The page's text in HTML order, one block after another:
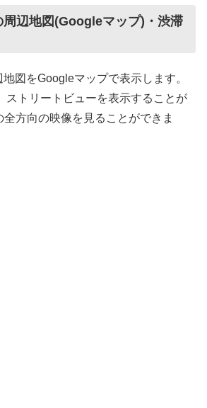
周辺地図(Googleマップ)・渋滞
図をGoogleマップで表示します。
ストリートビューを表示することが
全方向の映像を見ることができま